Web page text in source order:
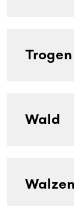
Trogen
Wald